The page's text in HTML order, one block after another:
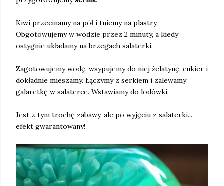
Kiwi przecinamy na pół i tniemy na plastry.
Obgotowujemy w wodzie przez 2 minuty, a kiedy
ostygnie układamy na brzegach salaterki.
Zagotowujemy wodę, wsypujemy do niej żelatynę, cukier i
dokładnie mieszamy. Łączymy z serkiem i zalewamy
galaretkę w salaterce. Wstawiamy do lodówki.
Jest z tym trochę zabawy, ale po wyjęciu z salaterki...
efekt gwarantowany!